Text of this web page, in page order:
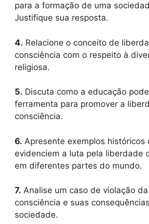
para a formação de uma
Justifique sua resposta.
4. Relacione o conceito de
consciência com o respeito à
religiosa.
5. Discuta como a educação
ferramenta para promover a
consciência.
6. Apresente exemplos históricos
evidenciem a luta pela liberdade
em diferentes partes do mundo.
7. Analise um caso de violação
consciência e suas
sociedade.